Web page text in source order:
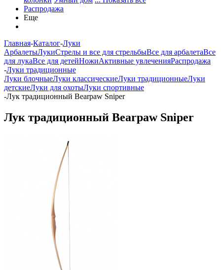
Распродажа
Еще
Главная-Каталог-Луки
АрбалетыЛукиСтрелы и все для стрельбыВсе для арбалетаВсе
для лукаВсе для детейНожиАктивные увлеченияРаспродажа
-Луки традиционные
Луки блочныеЛуки классическиеЛуки традиционныеЛуки
детскиеЛуки для охотыЛуки спортивные
-Лук традиционный Bearpaw Sniper
Лук традиционный Bearpaw Sniper